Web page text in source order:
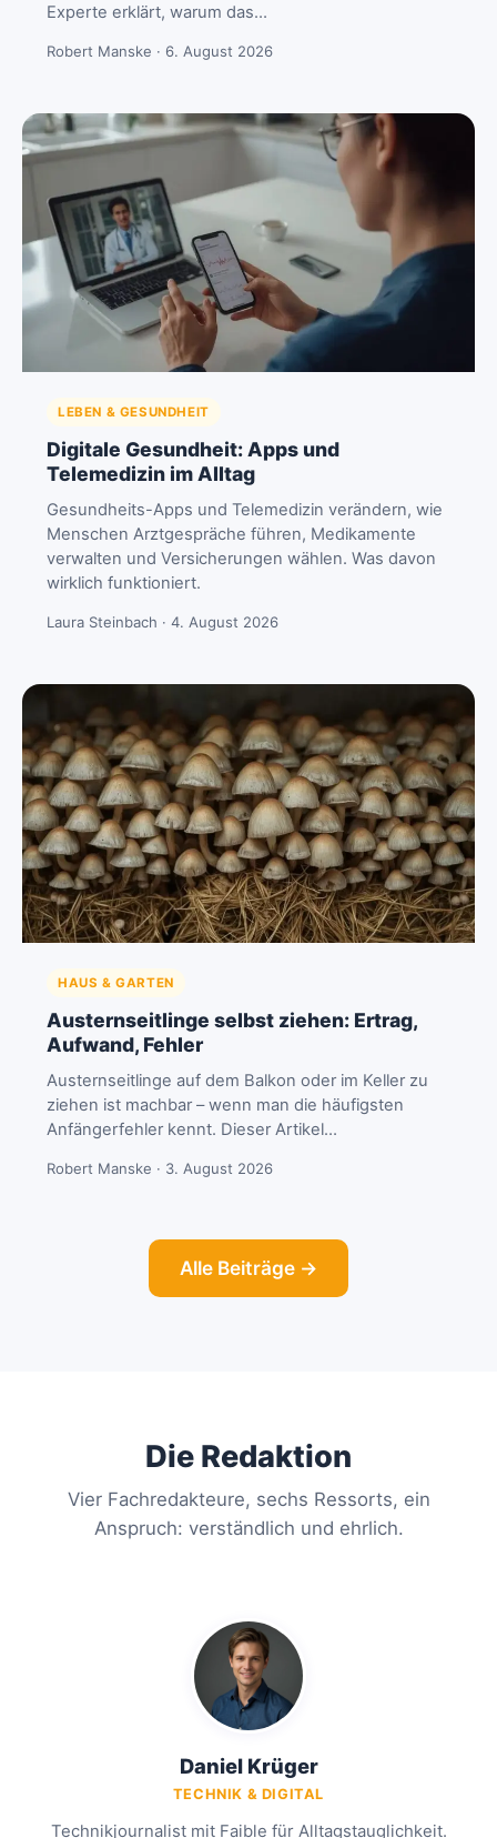
Experte erklärt, warum das…
Robert Manske · 6. August 2026
LEBEN & GESUNDHEIT
Digitale Gesundheit: Apps und
Telemedizin im Alltag
Gesundheits-Apps und Telemedizin verändern, wie
Menschen Arztgespräche führen, Medikamente
verwalten und Versicherungen wählen. Was davon
wirklich funktioniert.
Laura Steinbach · 4. August 2026
HAUS & GARTEN
Austernseitlinge selbst ziehen: Ertrag,
Aufwand, Fehler
Austernseitlinge auf dem Balkon oder im Keller zu
ziehen ist machbar – wenn man die häufigsten
Anfängerfehler kennt. Dieser Artikel…
Robert Manske · 3. August 2026
Alle Beiträge →
Die Redaktion
Vier Fachredakteure, sechs Ressorts, ein
Anspruch: verständlich und ehrlich.
Daniel Krüger
TECHNIK & DIGITAL
Technikjournalist mit Faible für Alltagstauglichkeit.